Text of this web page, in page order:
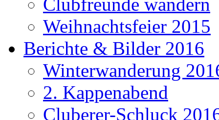
Weihnachtsfeier 2015
Berichte & Bilder 2016
Winterwanderung
2. Kappenabend
Cluberer-Schluck